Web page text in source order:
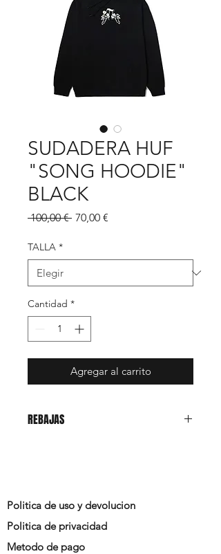
SUDADERA HUF
"SONG HOODIE"
BLACK
100,00 € Precio
70,00 €
TALLA *
Cantidad *
Agregar al carrito
REBAJAS
Politica de uso y devolucion
Politica de privacidad
Metodo de pago